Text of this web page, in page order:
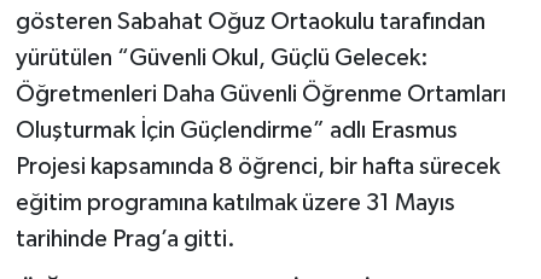
gösteren Sabahat Oğuz Ortaokulu tarafından
yürütülen “Güvenli Okul, Güçlü Gelecek:
Öğretmenleri Daha Güvenli Öğrenme Ortamları
Oluşturmak İçin Güçlendirme” adlı Erasmus
Projesi kapsamında 8 öğrenci, bir hafta sürecek
eğitim programına katılmak üzere 31 Mayıs
tarihinde Prag’a gitti.